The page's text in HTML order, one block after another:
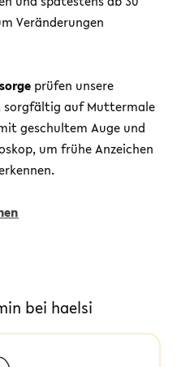
Veränderungen
prüfen unsere
sorgfältig auf Muttermale
geschultem Auge und
um frühe Anzeichen
bei haelsi